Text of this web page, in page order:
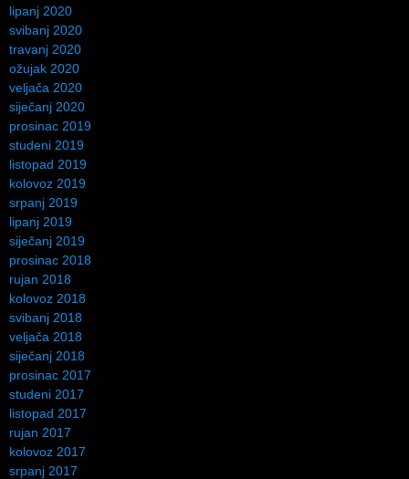
lipanj 2020
svibanj 2020
travanj 2020
ožujak 2020
veljača 2020
siječanj 2020
prosinac 2019
studeni 2019
listopad 2019
kolovoz 2019
srpanj 2019
lipanj 2019
siječanj 2019
prosinac 2018
rujan 2018
kolovoz 2018
svibanj 2018
veljača 2018
siječanj 2018
prosinac 2017
studeni 2017
listopad 2017
rujan 2017
kolovoz 2017
srpanj 2017